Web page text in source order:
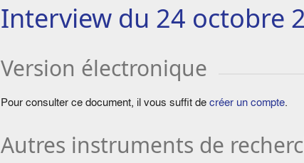
Interview du 24 octobre
Version électronique
Pour consulter ce document, il vous suffit decréer un compte.
Autres instruments de